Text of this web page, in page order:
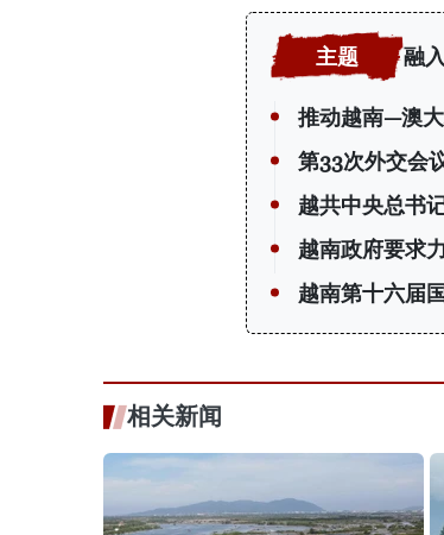
融
推动越南—澳
第33次外交会
越共中央总书
越南政府要求
越南第十六届
相关新闻